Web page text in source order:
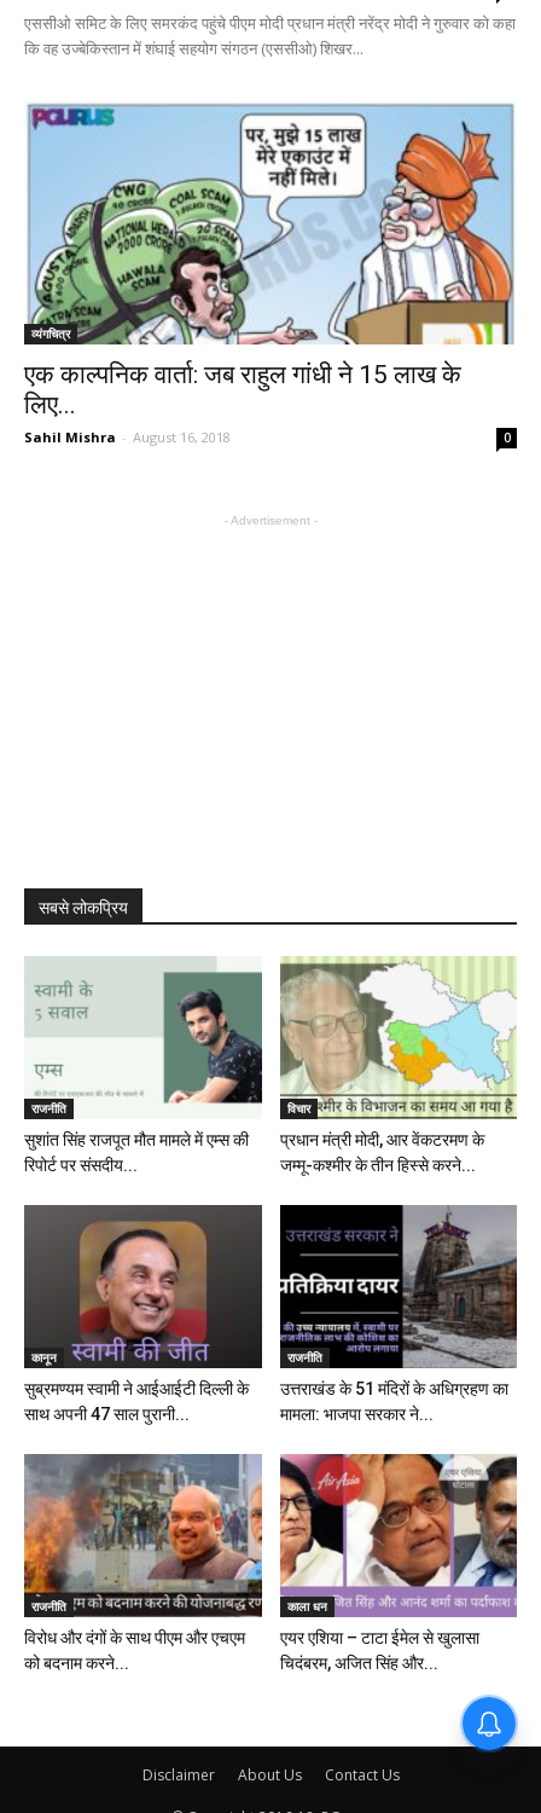
एससीओ समिट के लिए समरकंद पहुंचे पीएम मोदी प्रधान मंत्री नरेंद्र मोदी ने गुरुवार को कहा
कि वह उज्बेकिस्तान में शंघाई सहयोग संगठन (एससीओ) शिखर...
व्यंगचित्र
एक काल्पनिक वार्ता: जब राहुल गांधी ने 15 लाख के
लिए...
Sahil Mishra - August 16, 2018 0
- Advertisement -
सबसे लोकप्रिय
राजनीति
सुशांत सिंह राजपूत मौत मामले में एम्स की
रिपोर्ट पर संसदीय...
विचार
प्रधान मंत्री मोदी, आर वेंकटरमण के
जम्मू-कश्मीर के तीन हिस्से करने...
कानून
सुब्रमण्यम स्वामी ने आईआईटी दिल्ली के
साथ अपनी 47 साल पुरानी...
राजनीति
उत्तराखंड के 51 मंदिरों के अधिग्रहण का
मामला: भाजपा सरकार ने...
राजनीति
विरोध और दंगों के साथ पीएम और एचएम
को बदनाम करने...
काला धन
एयर एशिया – टाटा ईमेल से खुलासा
चिदंबरम, अजित सिंह और...
Disclaimer About Us Contact Us